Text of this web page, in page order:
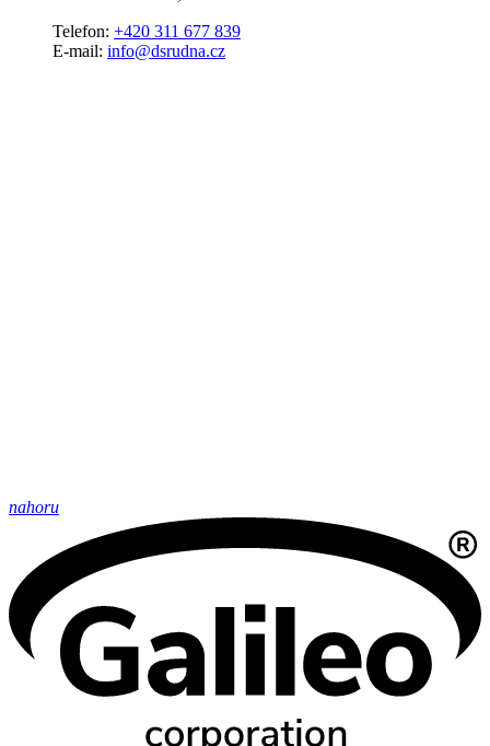
Telefon: +420 311 677 839
E-mail: info@dsrudna.cz
nahoru